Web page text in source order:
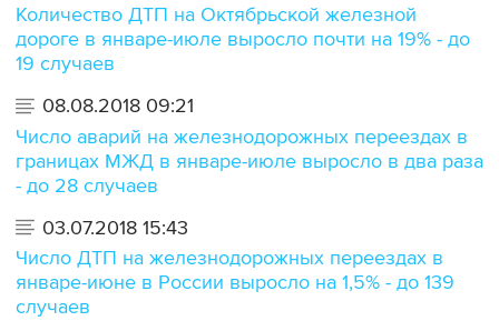
Количество ДТП на Октябрьской железной
дороге в январе-июле выросло почти на 19% - до
19 случаев
08.08.2018 09:21
Число аварий на железнодорожных переездах в
границах МЖД в январе-июле выросло в два раза
- до 28 случаев
03.07.2018 15:43
Число ДТП на железнодорожных переездах в
январе-июне в России выросло на 1,5% - до 139
случаев